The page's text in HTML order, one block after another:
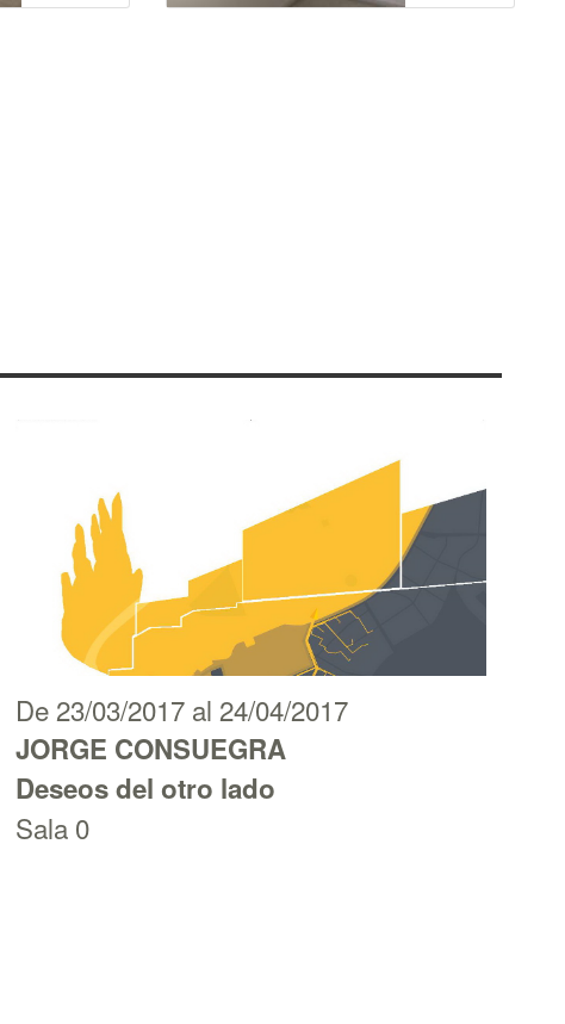
De 23/03/2017 al 24/04/2017
JORGE CONSUEGRA
Deseos del otro lado
Sala 0